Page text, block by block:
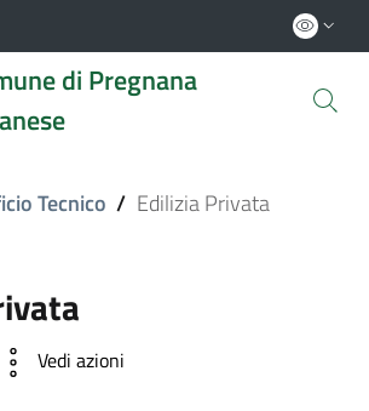
di Pregnana
Tecnico / Edilizia Privata
Vedi azioni